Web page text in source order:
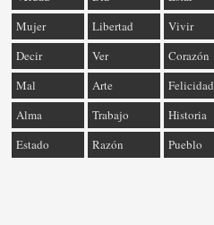
Mujer
Libertad Vivir
Decir
Ver Corazón
Mal
Arte Felicidad
Alma
Trabajo Historia
Estado
Razón Pueblo